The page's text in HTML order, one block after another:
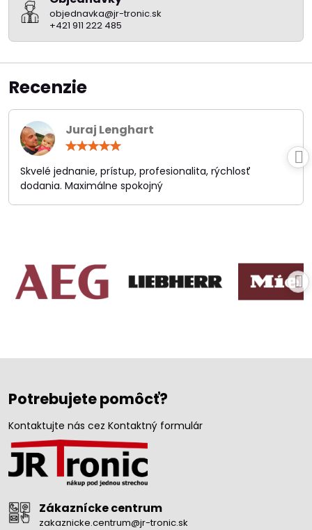
objednavka@jr-tronic.sk
+421 911 222 485
Recenzie
Juraj Lenghart
/
5
Skvelé jednanie, prístup, profesionalita, rýchlosť
dodania. Maximálne spokojný
Potrebujete pomôcť?
Kontaktujte nás cez Kontaktný formulár
Zákaznícke centrum
zakaznicke.centrum@jr-tronic.sk